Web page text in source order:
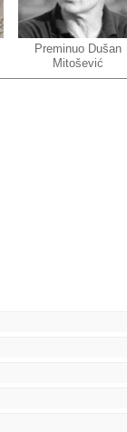
Preminuo Dušan
Mitošević